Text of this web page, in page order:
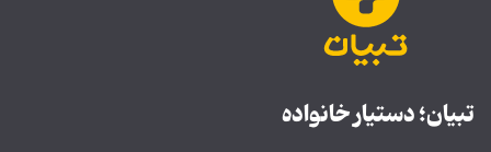
تبیان؛ دستیار خانواده